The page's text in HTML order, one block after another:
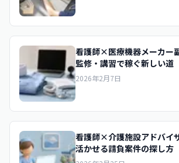
看護師×医療機器メーカー
監修・講習で稼ぐ新しい道
2026年2月7日
看護師×介護施設アドバイ
活かせる請負案件の探し方